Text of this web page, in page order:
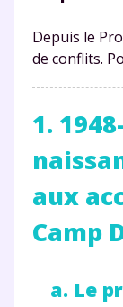
Depuis le
de conflits.
1.
aux
Camp
a. Le